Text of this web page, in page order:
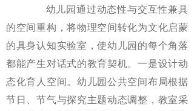
幼儿园通过动态性与交互性兼具
的空间重构，将物理空间转化为文化启蒙
的具身认知实验室，使幼儿园的每个角落
都能产生对话式的教育契机。一是设计动
态化育人空间。幼儿园公共空间布局根据
节日、节气与探究主题动态调整，教室采